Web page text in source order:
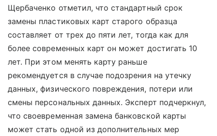
Щербаченко отметил, что стандартный срок
замены пластиковых карт старого образца
составляет от трех до пяти лет, тогда как для
более современных карт он может достигать 10
лет. При этом менять карту раньше
рекомендуется в случае подозрения на утечку
данных, физического повреждения, потери или
смены персональных данных. Эксперт подчеркнул,
что своевременная замена банковской карты
может стать одной из дополнительных мер